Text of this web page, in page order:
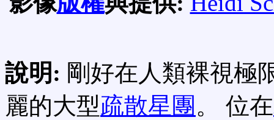
說明: 剛好在人類裸視極
麗的大型疏散星團 。 位在